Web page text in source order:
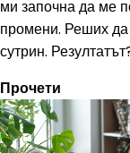
ми започна да ме
промени. Реших да
сутрин.
Прочети